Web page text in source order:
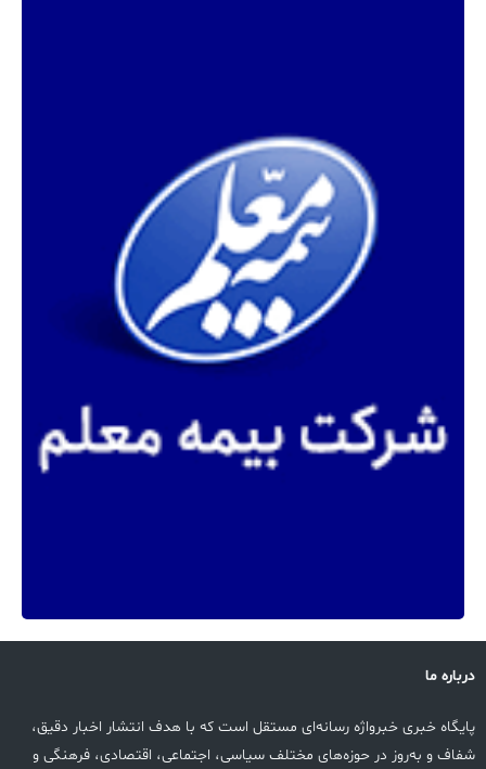
درباره ما
پایگاه خبری خبرواژه رسانه‌ای مستقل است که با هدف انتشار اخبار دقیق،
شفاف و به‌روز در حوزه‌های مختلف سیاسی، اجتماعی، اقتصادی، فرهنگی و